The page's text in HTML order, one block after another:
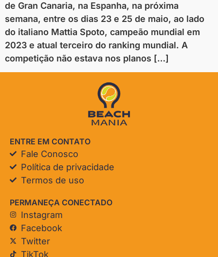
de Gran Canaria, na Espanha, na próxima
semana, entre os dias 23 e 25 de maio, ao lado
do italiano Mattia Spoto, campeão mundial em
2023 e atual terceiro do ranking mundial. A
competição não estava nos planos […]
ENTRE EM CONTATO
Fale Conosco
Política de privacidade
Termos de uso
PERMANEÇA CONECTADO
Instagram
Facebook
Twitter
TikTok